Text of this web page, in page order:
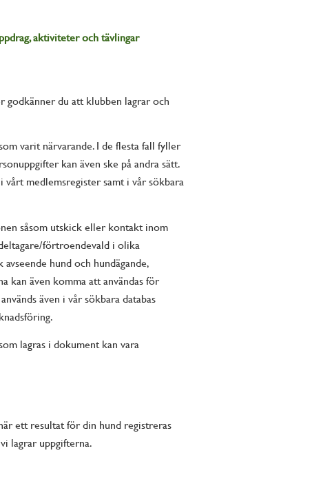
aktiviteter och tävlingar
godkänner du att klubben lagrar och
varit närvarande. I de flesta fall fyller
kan även ske på andra sätt.
medlemsregister samt i vår sökbara
såsom utskick eller kontakt inom
förtroendevald i olika
hund och hundägande,
kan även komma att användas för
även i vår sökbara databas
lagras i dokument kan vara
ett resultat för din hund registreras
lagrar uppgifterna.